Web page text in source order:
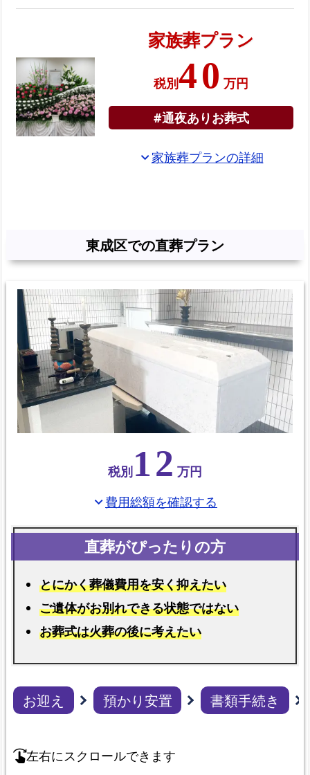
て
資
お
ま
す
成
の
葬
場
成
区
で
け
取
る
葬
祭
付
各
ン
家族葬プラン
税別40 万円
#通夜ありお葬式
expand_more家族葬プランの詳細
東成区での直葬プラン
税別12万円
expand_more費用総額を確認する
とにかく葬儀費用を安く抑えたい
ご遺体がお別れできる状態ではない
お葬式は火葬の後に考えたい
お迎え 預かり安置 書類手続き
swipe_right左右にスクロールできます